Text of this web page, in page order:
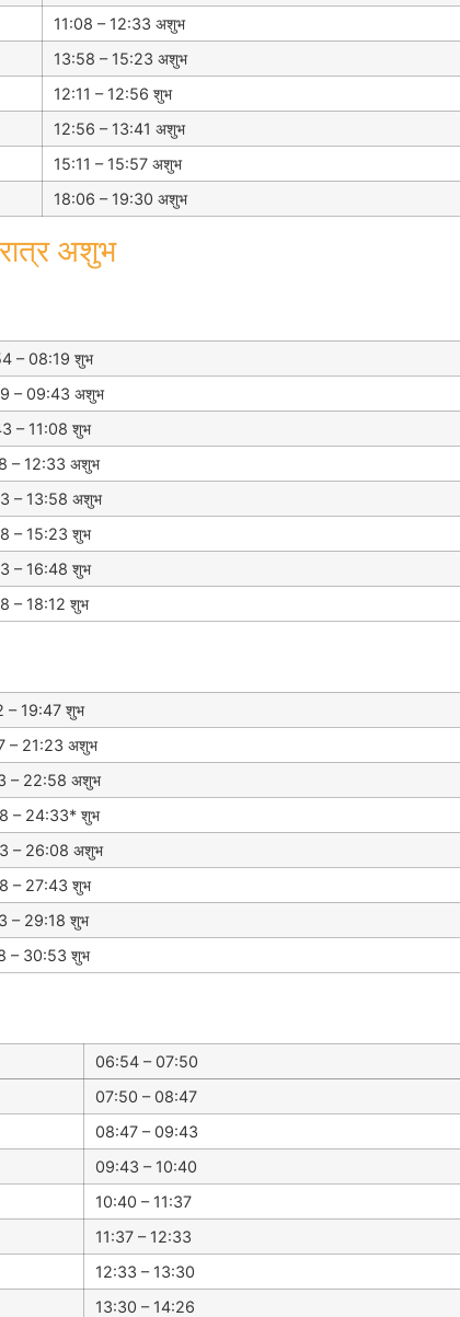
11:08 – 12:33 अशुभ
13:58 – 15:23 अशुभ
12:11 – 12:56 शुभ
12:56 – 13:41 अशुभ
15:11 – 15:57 अशुभ
18:06 – 19:30 अशुभ
अशुभ
– 08:19 शुभ
– 09:43 अशुभ
– 11:08 शुभ
– 12:33 अशुभ
– 13:58 अशुभ
– 15:23 शुभ
– 16:48 शुभ
– 18:12 शुभ
– 19:47 शुभ
– 21:23 अशुभ
– 22:58 अशुभ
– 24:33* शुभ
– 26:08 अशुभ
– 27:43 शुभ
– 29:18 शुभ
– 30:53 शुभ
06:54 – 07:50
07:50 – 08:47
08:47 – 09:43
09:43 – 10:40
10:40 – 11:37
11:37 – 12:33
12:33 – 13:30
13:30 – 14:26